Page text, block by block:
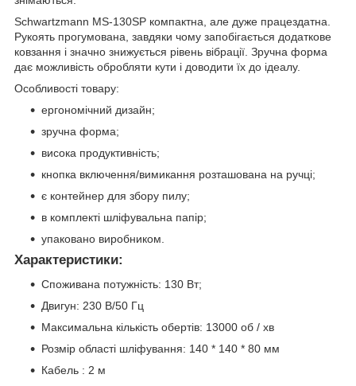
Schwartzmann MS-130SP компактна, але дуже працездатна.
Рукоять прогумована, завдяки чому запобігається додаткове
ковзання і значно знижується рівень вібрації. Зручна форма
дає можливість обробляти кути і доводити їх до ідеалу.
Особливості товару:
ергономічний дизайн;
зручна форма;
висока продуктивність;
кнопка включення/вимикання розташована на ручці;
є контейнер для збору пилу;
в комплекті шліфувальна папір;
упаковано виробником.
Характеристики:
Споживана потужність: 130 Вт;
Двигун: 230 В/50 Гц
Максимальна кількість обертів: 13000 об / хв
Розмір області шліфування: 140 * 140 * 80 мм
Кабель : 2 м